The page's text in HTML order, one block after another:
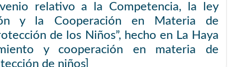
relativo a la Competencia, la ley
y la Cooperación en Materia de
de los Niños”, hecho en La Haya
y cooperación en materia de
de niños]